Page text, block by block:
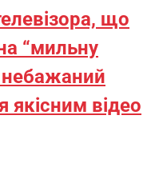
що
“мильну
якісним відео